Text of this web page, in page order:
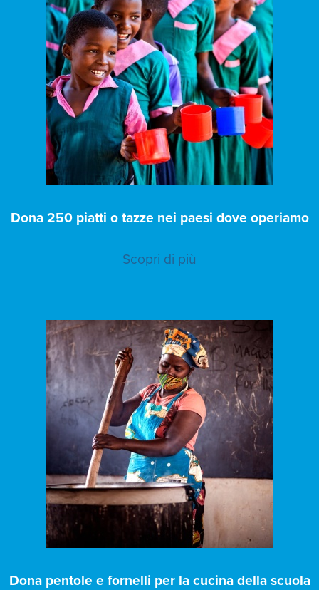
Dona 250 piatti o tazze nei paesi dove operiamo
Scopri di più
Dona pentole e fornelli per la cucina della scuola